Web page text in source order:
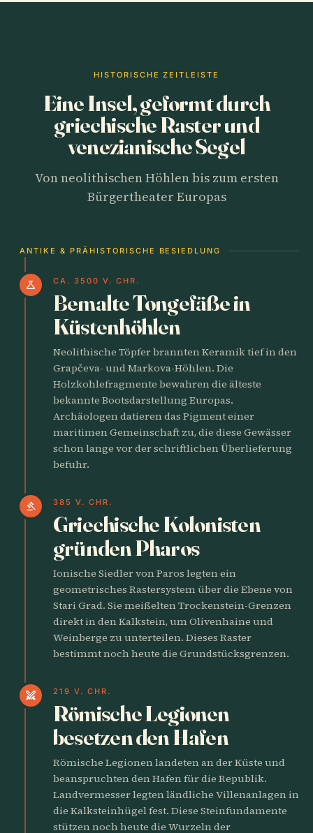
HISTORISCHE ZEITLEISTE
Eine Insel, geformt durch
griechische Raster und
venezianische Segel
Von neolithischen Höhlen bis zum ersten
Bürgertheater Europas
ANTIKE & PRÄHISTORISCHE BESIEDLUNG
science CA. 3500 V. CHR.
Bemalte Tongefäße in
Küstenhöhlen
Neolithische Töpfer brannten Keramik tief in den
Grapčeva- und Markova-Höhlen. Die
Holzkohlefragmente bewahren die älteste
bekannte Bootsdarstellung Europas.
Archäologen datieren das Pigment einer
maritimen Gemeinschaft zu, die diese Gewässer
schon lange vor der schriftlichen Überlieferung
befuhr.
gavel 385 V. CHR.
Griechische Kolonisten
gründen Pharos
Ionische Siedler von Paros legten ein
geometrisches Rastersystem über die Ebene von
Stari Grad. Sie meißelten Trockenstein-Grenzen
direkt in den Kalkstein, um Olivenhaine und
Weinberge zu unterteilen. Dieses Raster
bestimmt noch heute die Grundstücksgrenzen.
swords 219 V. CHR.
Römische Legionen
besetzen den Hafen
Römische Legionen landeten an der Küste und
beanspruchten den Hafen für die Republik.
Landvermesser legten ländliche Villenanlagen in
die Kalksteinhügel fest. Diese Steinfundamente
stützen noch heute die Wurzeln der